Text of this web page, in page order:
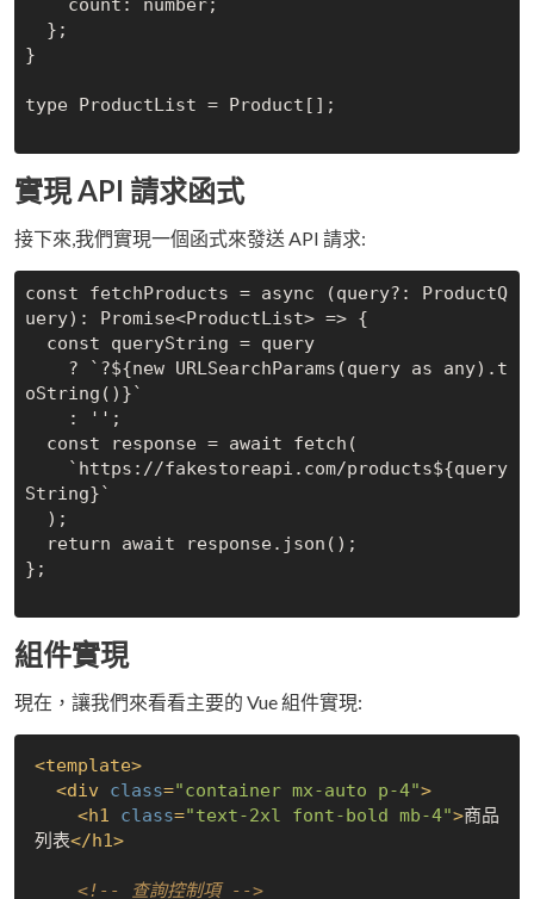
}
type ProductList = Product[];
實現 API 請求函式
接下來,我們實現一個函式來發送 API 請求:
const fetchProducts = async (query?: ProductQ
uery): Promise<ProductList> => {
oString()}`
String}`
};
組件實現
現在，讓我們來看看主要的 Vue 組件實現:
<template>
<div class="container mx-auto p-4">
<h1 class="text-2xl font-bold mb-4">商品
列表</h1>
<!-- 查詢控制項 -->